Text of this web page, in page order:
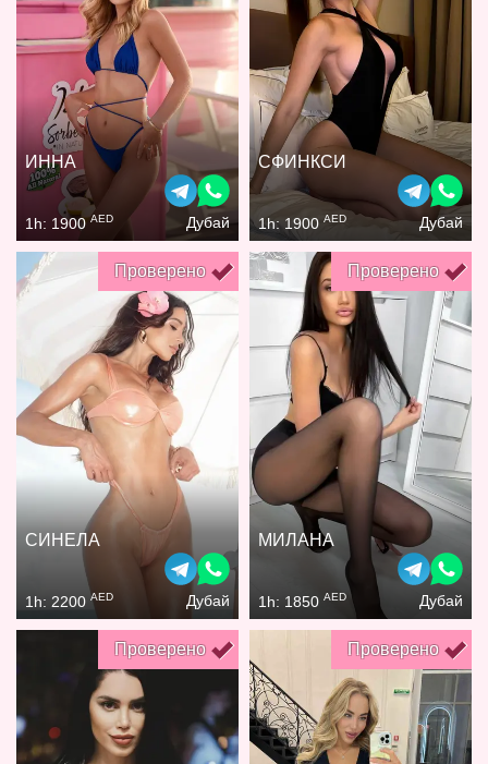
ИННА
1h: 1900 AED Дубай
СФИНКСИ
1h: 1900 AED Дубай
Проверено
СИНЕЛА
1h: 2200 AED Дубай
Проверено
МИЛАНА
1h: 1850 AED Дубай
Проверено Проверено